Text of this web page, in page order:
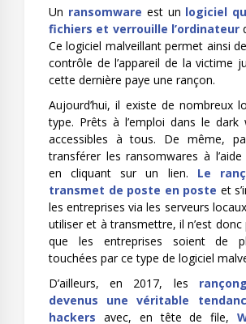
Un ransomware est un logiciel
fichiers et verrouille l’ordinateur
Ce logiciel malveillant permet ainsi
contrôle de l’appareil de la victime
cette dernière paye une rançon.
Aujourd’hui, il existe de nombreux
type. Prêts à l’emploi dans le
accessibles à tous. De même,
transférer les ransomwares à l’aide
en cliquant sur un lien. Le
transmet de poste en poste et
les entreprises via les serveurs
utiliser et à transmettre, il n’est
que les entreprises soient de
touchées par ce type de logiciel
D’ailleurs, en 2017, les
devenus une véritable
hackers avec, en tête de file,